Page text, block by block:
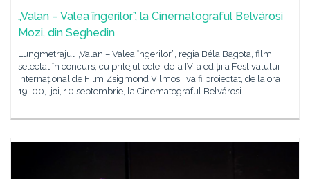
„Valan – Valea îngerilor”, la Cinematograful Belvárosi
Mozi, din Seghedin
Lungmetrajul „Valan – Valea îngerilor”, regia Béla Bagota, film
selectat în concurs, cu prilejul celei de-a IV-a ediții a Festivalului
Internațional de Film Zsigmond Vilmos, va fi proiectat, de la ora
19. 00, joi, 10 septembrie, la Cinematograful Belvárosi